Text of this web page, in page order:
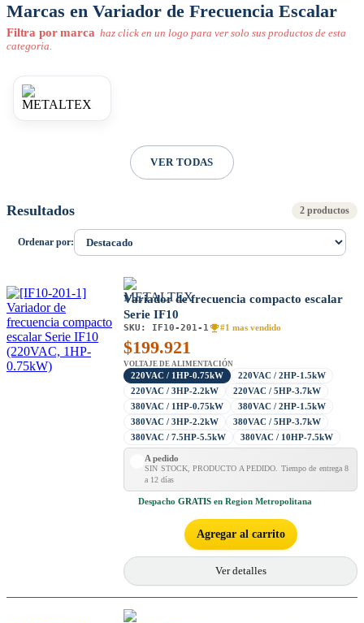
Marcas en Variador de Frecuencia Escalar
Filtra por marca haz click en un logo para ver solo sus productos de esta
categoria.
VER TODAS
Resultados 2 productos
Ordenar por:
Variador de frecuencia compacto escalar
Serie IF10
SKU: IF10-201-1 #1 mas vendido
$199.921
VOLTAJE DE ALIMENTACIÓN
220VAC / 1HP-0.75kW
220VAC / 2HP-1.5kW
220VAC / 3HP-2.2kW
220VAC / 5HP-3.7kW
380VAC / 1HP-0.75kW
380VAC / 2HP-1.5kW
380VAC / 3HP-2.2kW
380VAC / 5HP-3.7kW
380VAC / 7.5HP-5.5kW
380VAC / 10HP-7.5kW
A pedido
SIN STOCK, PRODUCTO A PEDIDO. Tiempo de entrega 8
a 12 días
Despacho GRATIS en Region Metropolitana
Agregar al carrito
Ver detalles